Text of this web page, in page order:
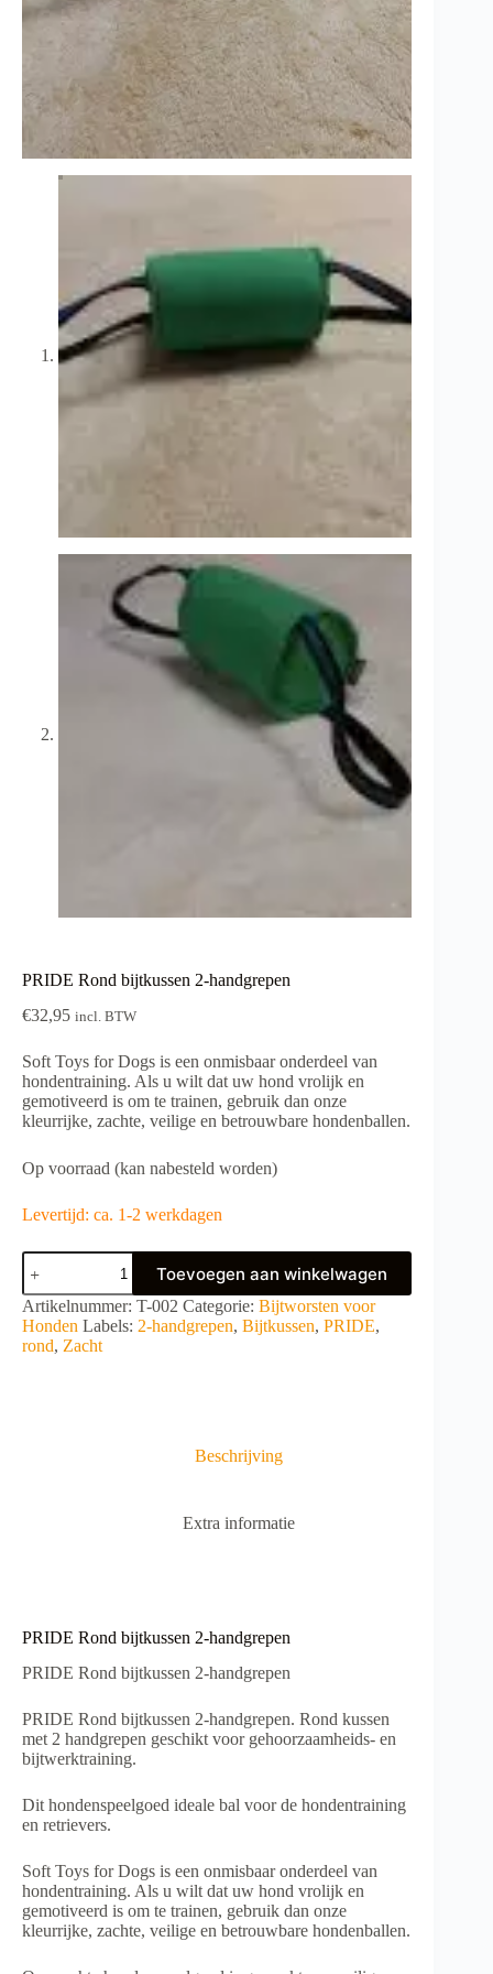
PRIDE Rond bijtkussen 2-handgrepen
€32,95 incl. BTW
Soft Toys for Dogs is een onmisbaar onderdeel van
hondentraining. Als u wilt dat uw hond vrolijk en
gemotiveerd is om te trainen, gebruik dan onze
kleurrijke, zachte, veilige en betrouwbare hondenballen.
Op voorraad (kan nabesteld worden)
Levertijd: ca. 1-2 werkdagen
PRIDE
Rond
bijtkussen
2-
handgrepen
aantal
Toevoegen aan winkelwagen
A
l
t
Artikelnummer: T-002 Categorie: Bijtworsten voor
Honden Labels: 2-handgrepen, Bijtkussen, PRIDE,
rond, Zacht
Beschrijving
Extra informatie
PRIDE Rond bijtkussen 2-handgrepen
PRIDE Rond bijtkussen 2-handgrepen
PRIDE Rond bijtkussen 2-handgrepen. Rond kussen
met 2 handgrepen geschikt voor gehoorzaamheids- en
bijtwerktraining.
Dit hondenspeelgoed ideale bal voor de hondentraining
en retrievers.
Soft Toys for Dogs is een onmisbaar onderdeel van
hondentraining. Als u wilt dat uw hond vrolijk en
gemotiveerd is om te trainen, gebruik dan onze
kleurrijke, zachte, veilige en betrouwbare hondenballen.